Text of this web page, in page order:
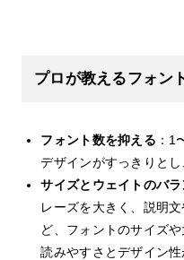
プロが教えるフォン
フォント数を抑える ：1
デザインがすっきりとし
サイズとウェイトのバ
レーズを大きく、説明
ど、フォントのサイズ
読みやすさとデザイン性